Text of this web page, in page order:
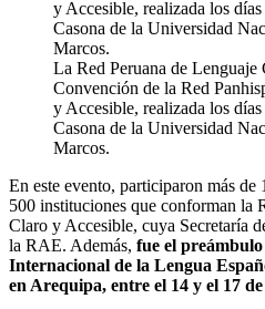
La Red Peruana de
Convención de la Red
y Accesible, realizada los
Casona de la Universidad
Marcos.
En este evento, participaron más de
500 instituciones que conforman la
Claro y Accesible, cuya Secretaría
la RAE. Además, fue el
Internacional de la Lengua
en Arequipa, entre el 14 y el 17